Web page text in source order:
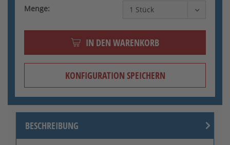
Menge:
IN DEN WARENKORB
KONFIGURATION SPEICHERN
BESCHREIBUNG